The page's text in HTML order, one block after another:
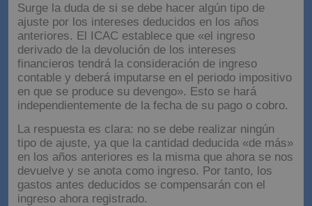
Surge la duda de si se debe hacer algún tipo de
ajuste por los intereses deducidos en los años
anteriores. El ICAC establece que «el ingreso
derivado de la devolución de los intereses
financieros tendrá la consideración de ingreso
contable y deberá imputarse en el periodo impositivo
en que se produce su devengo». Esto se hará
independientemente de la fecha de su pago o cobro.
La respuesta es clara: no se debe realizar ningún
tipo de ajuste, ya que la cantidad deducida «de más»
en los años anteriores es la misma que ahora se nos
devuelve y se anota como ingreso. Por tanto, los
gastos antes deducidos se compensarán con el
ingreso ahora registrado.